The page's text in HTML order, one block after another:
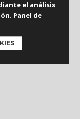
el análisis
Panel de